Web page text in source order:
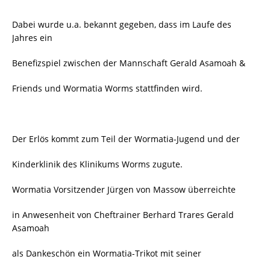
Dabei wurde u.a. bekannt gegeben, dass im Laufe des
Jahres ein
Benefizspiel zwischen der Mannschaft Gerald Asamoah &
Friends und Wormatia Worms stattfinden wird.
Der Erlös kommt zum Teil der Wormatia-Jugend und der
Kinderklinik des Klinikums Worms zugute.
Wormatia Vorsitzender Jürgen von Massow überreichte
in Anwesenheit von Cheftrainer Berhard Trares Gerald
Asamoah
als Dankeschön ein Wormatia-Trikot mit seiner